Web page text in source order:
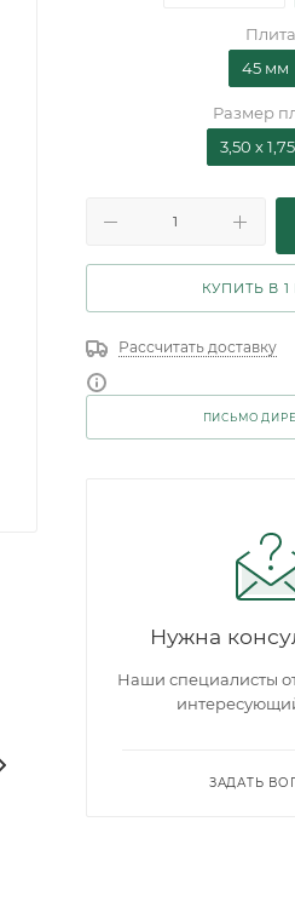
Плита
45 мм
Размер
3,50 х
КУПИТЬ В
Рассчитать доставку
ПИСЬМО
Нужна
Наши специалисты
ЗАДАТЬ